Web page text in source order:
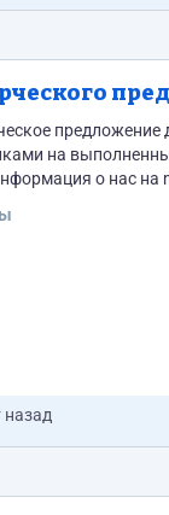
предложение
на
о нас на
назад